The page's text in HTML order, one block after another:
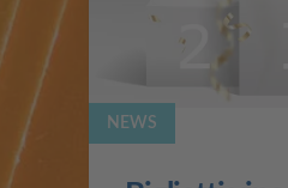
NEWS